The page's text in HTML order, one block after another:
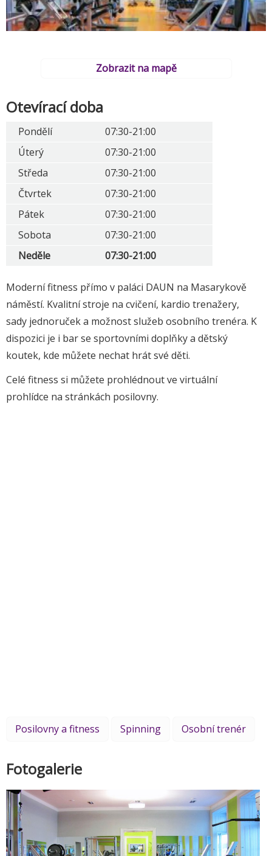
Zobrazit na mapě
Otevírací doba
Pondělí
07:30-21:00
Úterý
07:30-21:00
Středa
07:30-21:00
Čtvrtek
07:30-21:00
Pátek
07:30-21:00
Sobota
07:30-21:00
Neděle
07:30-21:00
Moderní fitness přímo v paláci DAUN na Masarykově
náměstí. Kvalitní stroje na cvičení, kardio trenažery,
sady jednoruček a možnost služeb osobního trenéra. K
dispozici je i bar se sportovními doplňky a dětský
koutek, kde můžete nechat hrát své děti.
Celé fitness si můžete prohlédnout ve virtuální
prohlídce na stránkách posilovny.
Posilovny a fitness Spinning Osobní trenér
Fotogalerie